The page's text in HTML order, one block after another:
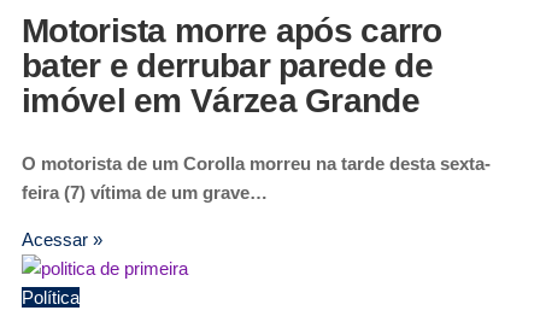
Motorista morre após carro
bater e derrubar parede de
imóvel em Várzea Grande
O motorista de um Corolla morreu na tarde desta sexta-
feira (7) vítima de um grave…
Acessar »
Política